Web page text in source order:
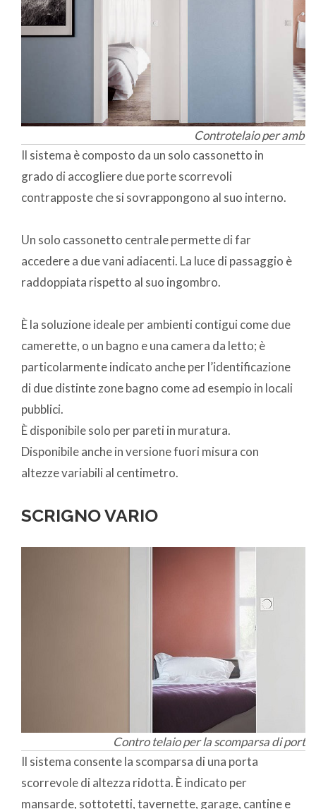
Controtelaio per
Il sistema è composto da un solo cassonetto in
grado di accogliere due porte scorrevoli
contrapposte che si sovrappongono al suo interno.
Un solo cassonetto centrale permette di far
accedere a due vani adiacenti. La luce di passaggio è
raddoppiata rispetto al suo ingombro.
È la soluzione ideale per ambienti contigui come due
camerette, o un bagno e una camera da letto; è
particolarmente indicato anche per l’identificazione
di due distinte zone bagno come ad esempio in locali
pubblici.
È disponibile solo per pareti in muratura.
Disponibile anche in versione fuori misura con
altezze variabili al centimetro.
SCRIGNO VARIO
Contro telaio per la scomparsa di
Il sistema consente la scomparsa di una porta
scorrevole di altezza ridotta. È indicato per
mansarde, sottotetti, tavernette, garage, cantine e